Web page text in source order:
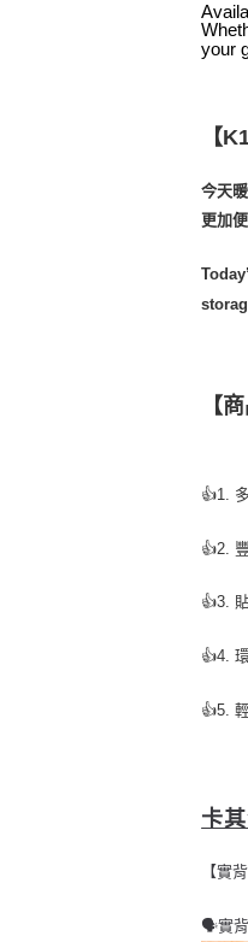
your
【
今天
更加
【
👍1.
👍2.
👍3.
👍4.
👍5.
卡
【實
🗣實背